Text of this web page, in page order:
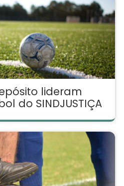
lideram
do SINDJUSTIÇA